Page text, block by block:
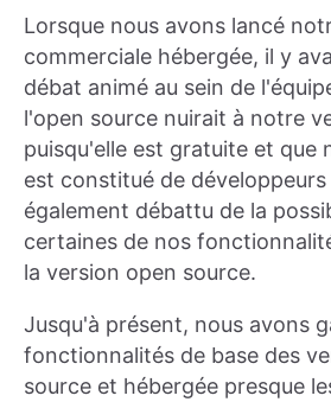
Lorsque nous avons lancé
commerciale hébergée, il y
débat animé au sein de
l'open source nuirait à notre
puisqu'elle est gratuite et que
est constitué de
également débattu de la
certaines de nos
la version open source.
Jusqu'à présent, nous avons
fonctionnalités de base des
source et hébergée presque